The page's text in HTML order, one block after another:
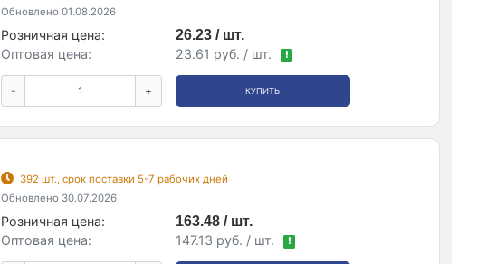
Обновлено 01.08.2026
Розничная цена:
26.23 / шт.
Оптовая цена:
23.61 руб. / шт. !
- + КУПИТЬ
392 шт., срок поставки 5-7 рабочих дней
Обновлено 30.07.2026
Розничная цена:
163.48 / шт.
Оптовая цена:
147.13 руб. / шт. !